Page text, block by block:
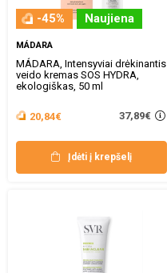
-45% Naujiena
MÁDARA
MÁDARA, Intensyviai drėkinantis
veido kremas SOS HYDRA,
ekologiškas, 50 ml
20,84€ 37,89€
Įdėti į krepšelį